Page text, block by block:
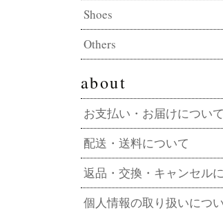
Shoes
Others
about
お支払い・お届けについて
配送・送料について
返品・交換・キャンセル
個人情報の取り扱いにつ